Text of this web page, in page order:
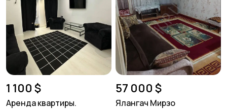
1 100 $
Аренда квартиры.
57 000 $
Ялангач Мирзо